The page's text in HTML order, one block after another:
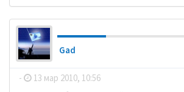
Gad
- 13 мар 2010, 10:56